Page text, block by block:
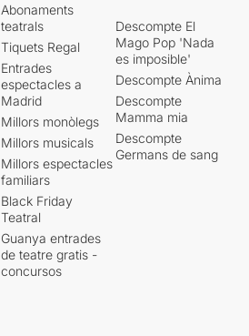
Abonaments
teatrals
Tiquets Regal
Entrades
espectacles a
Madrid
Millors monòlegs
Millors musicals
Millors espectacles
familiars
Black Friday
Teatral
Guanya entrades
de teatre gratis -
concursos
Descompte El
Mago Pop 'Nada
es imposible'
Descompte Ànima
Descompte
Mamma mia
Descompte
Germans de sang